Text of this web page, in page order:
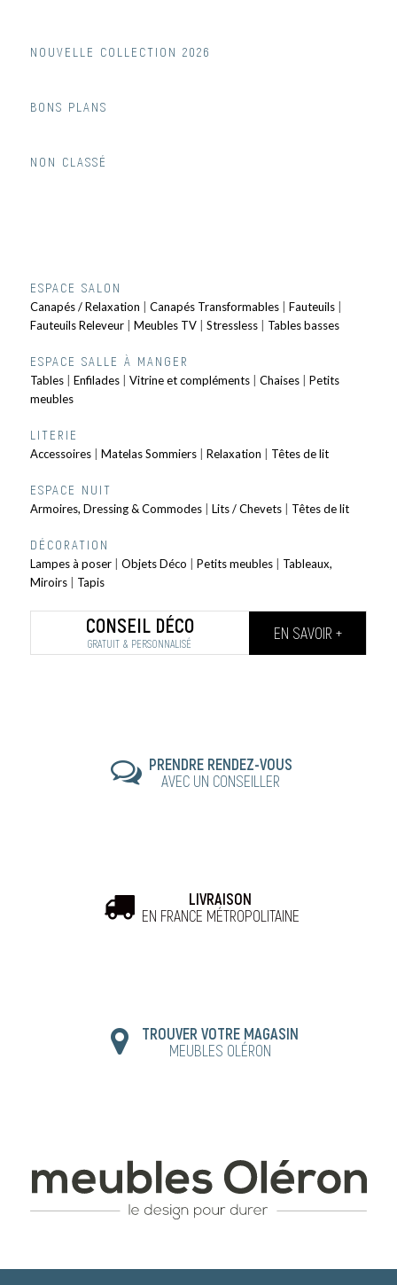
NOUVELLE COLLECTION 2026
BONS PLANS
NON CLASSÉ
ESPACE SALON
Canapés / Relaxation Canapés Transformables| Fauteuils|
Fauteuils Releveur| Meubles TV| Stressless| Tables basses
ESPACE SALLE À MANGER
Tables| Enfilades| Vitrine et compléments| Chaises| Petits
meubles
LITERIE
Accessoires| Matelas Sommiers| Relaxation Têtes de lit
ESPACE NUIT
Armoires, Dressing & Commodes| Lits / Chevets| Têtes de lit
DÉCORATION
Lampes à poser| Objets Déco Petits meubles| Tableaux,
Miroirs| Tapis
CONSEIL DÉCO
GRATUIT & PERSONNALISÉ
EN SAVOIR +
PRENDRE RENDEZ-VOUS
AVEC UN CONSEILLER
LIVRAISON
EN FRANCE MÉTROPOLITAINE
TROUVER VOTRE MAGASIN
MEUBLES OLÉRON